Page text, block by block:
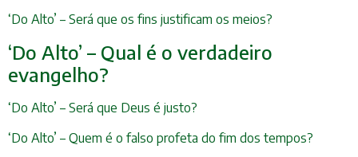
‘Do Alto’ – Será que os fins justificam os meios?
‘Do Alto’ – Qual é o verdadeiro
evangelho?
‘Do Alto’ – Será que Deus é justo?
‘Do Alto’ – Quem é o falso profeta do fim dos tempos?